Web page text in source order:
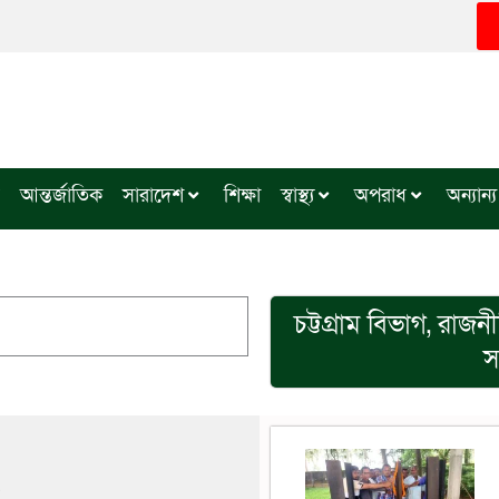
আন্তর্জাতিক সারাদেশ শিক্ষা স্বাস্থ্য অপরাধ অন্যান্য
চট্টগ্রাম বিভাগ,